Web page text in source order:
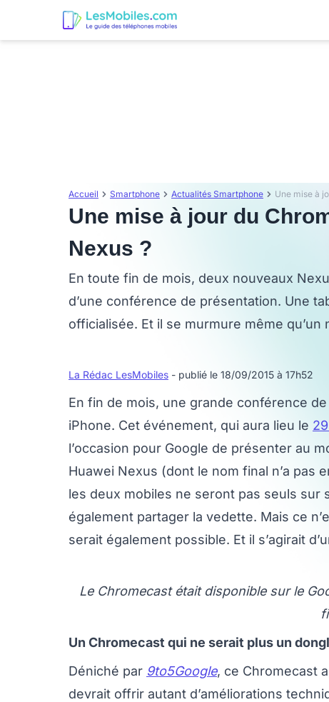
Accueil Smartphone Actualités Smartphone
Une mise à jour du
Nexus ?
En toute fin de mois, deux nouveaux
d’une conférence de présentation. Une
officialisée. Et il se murmure même
La Rédac LesMobiles - publié le 18/09/2015 à 17h52
En fin de mois, une grande conférence
iPhone. Cet événement, qui aura lieu le
l’occasion pour Google de présenter au
Huawei Nexus (dont le nom final n’a pas
les deux mobiles ne seront pas seuls sur
également partager la vedette. Mais ce
serait également possible. Et il s’agirait
Le Chromecast était disponible sur le
Un Chromecast qui ne serait plus un
Déniché par 9to5Google, ce Chromecast
devrait offrir autant d’améliorations